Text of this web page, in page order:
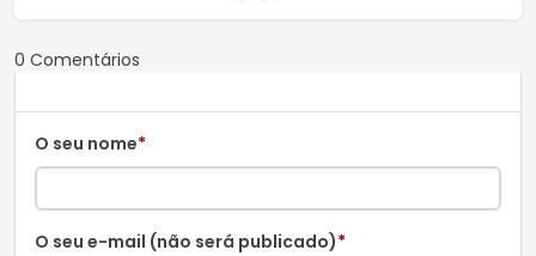
0 Comentários
O seu nome*
O seu e-mail (não será publicado)*